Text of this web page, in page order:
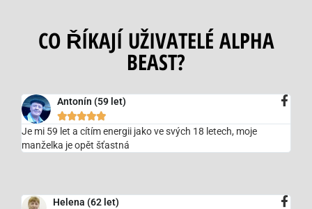
CO ŘÍKAJÍ UŽIVATELÉ ALPHA
BEAST?
Antonín (59 let)

Je mi 59 let a cítím energii jako ve svých 18 letech, moje
manželka je opět šťastná
Helena (62 let)